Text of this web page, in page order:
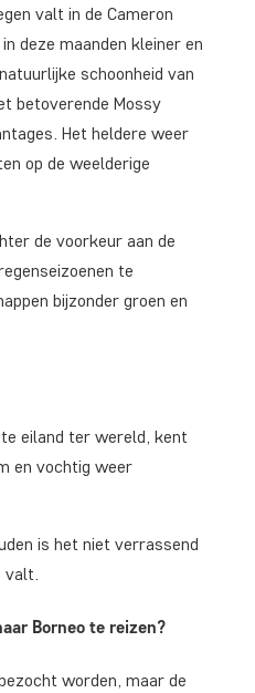
valt in de Cameron
deze maanden kleiner en
schoonheid van
betoverende Mossy
Het heldere weer
op de weelderige
de voorkeur aan de
te
bijzonder groen en
eiland ter wereld, kent
en vochtig weer
is het niet verrassend
Borneo te reizen?
worden, maar de